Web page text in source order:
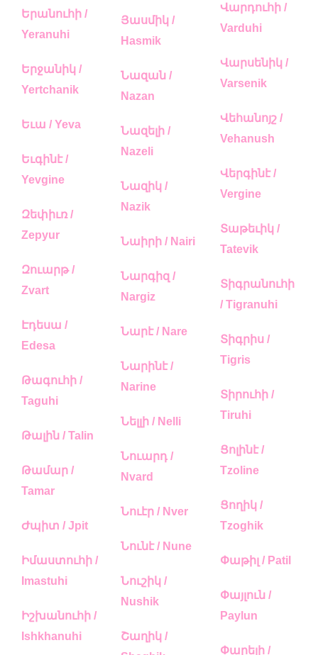
Երանուհի /
Yeranuhi
Երջանիկ /
Yertchanik
Եւա / Yeva
Եւգինէ /
Yevgine
Զեփիւռ /
Zepyur
Զուարթ /
Zvart
Էդեսա /
Edesa
Թագուհի /
Taguhi
Թալին / Talin
Թամար /
Tamar
Ժպիտ / Jpit
Իմաստուհի /
Imastuhi
Իշխանուհի /
Ishkhanuhi
Յասմիկ /
Hasmik
Նազան /
Nazan
Նազելի /
Nazeli
Նազիկ /
Nazik
Նաիրի / Nairi
Նարգիզ /
Nargiz
Նարէ / Nare
Նարինէ /
Narine
Նելլի / Nelli
Նուարդ /
Nvard
Նուէր / Nver
Նունէ / Nune
Նուշիկ /
Nushik
Շաղիկ /
Վարդուհի /
Varduhi
Վարսենիկ /
Varsenik
Վեհանոյշ /
Vehanush
Վերգինէ /
Vergine
Տաթեւիկ /
Tatevik
Տիգրանուհի
/ Tigranuhi
Տիգրիս /
Tigris
Տիրուհի /
Tiruhi
Ցոլինէ /
Tzoline
Ցողիկ /
Tzoghik
Փաթիլ / Patil
Փայլուն /
Paylun
Փարելի /